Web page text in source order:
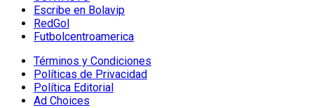
Escribe en Bolavip
RedGol
Futbolcentroamerica
Términos y Condiciones
Políticas de Privacidad
Política Editorial
Ad Choices